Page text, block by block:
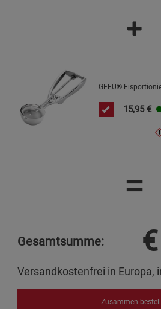
GEFU®
15,95 €
=
Gesamtsumme: €
Versandkostenfrei in Europa,
Zusammen